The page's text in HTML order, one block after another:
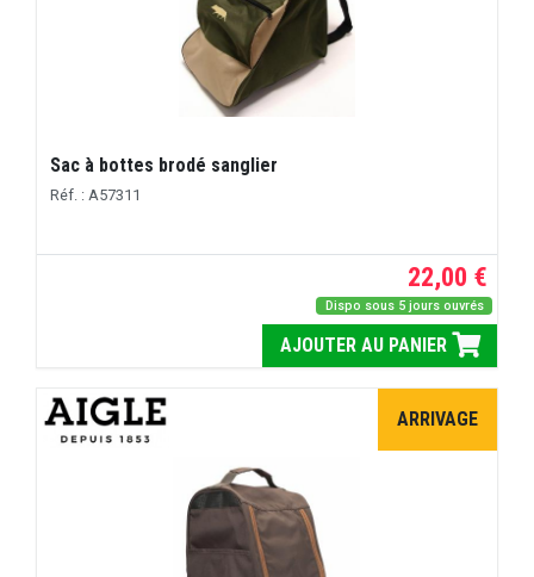
Sac à bottes brodé sanglier
Réf. : A57311
22,00 €
Dispo sous 5 jours ouvrés
AJOUTER AU PANIER
ARRIVAGE